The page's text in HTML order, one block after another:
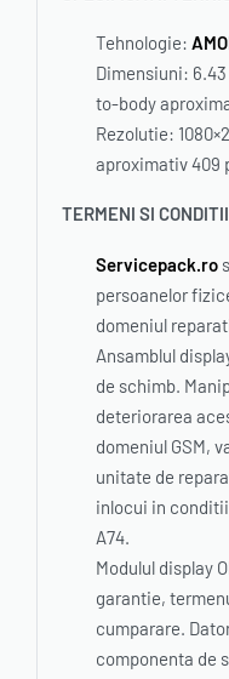
Tehnologie:
Dimensiuni:
to-body
Rezolutie:
aproximativ 409
TERMENI SI CONDITII
Servicepack.ro
persoanelor
domeniul
Ansamblul
de schimb.
deteriorarea
domeniul GSM,
unitate de
inlocui in conditii
A74.
Modulul display
garantie,
cumparare.
componenta de